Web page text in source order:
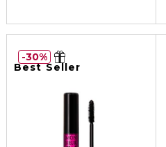
Best Seller
30%